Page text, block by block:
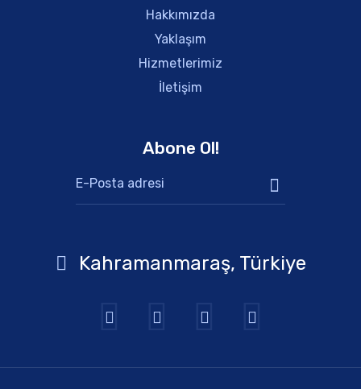
Hakkımızda
Yaklaşım
Hizmetlerimiz
İletişim
Abone Ol!
Kahramanmaraş, Türkiye